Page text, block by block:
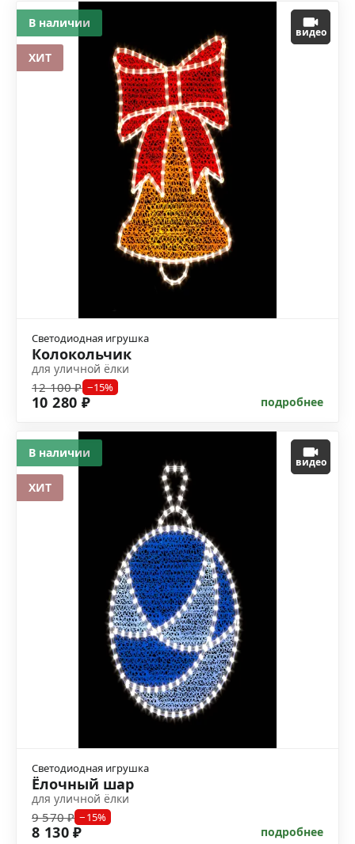
видео
Светодиодная игрушка
Колокольчик
для уличной ёлки
12 100 ₽ −15%
10 280 ₽ подробнее
В наличии
ХИТ
видео
Светодиодная игрушка
Ёлочный шар
для уличной ёлки
9 570 ₽ −15%
8 130 ₽ подробнее
В наличии
ХИТ